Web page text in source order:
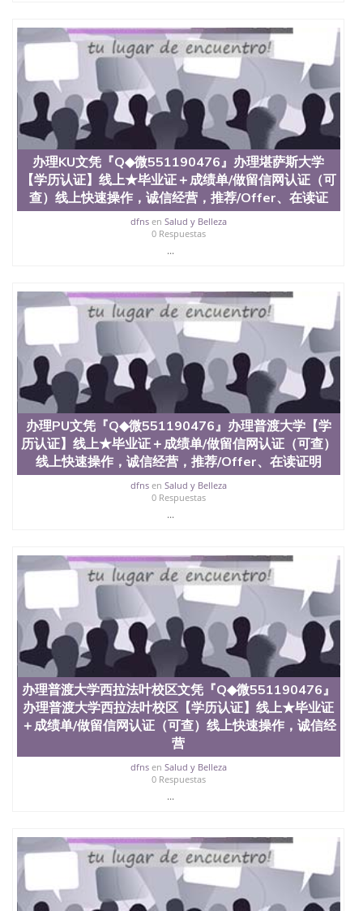
University）圣何塞州立大学学位证（San Jose State
University）圣何塞州立大学学位证（San Jose State
University）圣何塞州立大学结业证（San Jose State
University）圣何塞州立大学结业证（San Jose State
University）圣何塞州立大学结业证（San Jose State
University）圣何塞州立大学学位证（San Jose State
University）圣何塞州立大学学位证（San Jose State
University）圣何塞州立大学学历证书（San Jose
State University）圣何塞州立大学学历证书（San
Jose State University）圣何塞州立大学学历证书
（San Jose State University）澳洲读书未毕业找人做
文凭学位qq微信551190476澳洲读CQU中央昆士兰大
学学历 绩单购买学位证书/澳洲读本科硕士做文凭/购
买澳洲大学毕业证成绩单假文凭学历
offieUniversityofSouthernQueensland 澳洲读书未毕
士做文凭/购买澳洲大学毕业证成绩单假文凭学历办
理Wash U文凭『Q◆微551190476』办理圣路易斯华
盛顿大学【学历认证】线上★毕业证＋成绩单/做留
信网认证（可查）线上快速操作，诚信经营，推
荐/Offer、在读证明、雅思托福成绩单/★各类英文材
料/制作，购买成绩单，购买假文凭，购买假学位
证，制造假国外大学文凭Washing University in St
Louis
办理KU文凭『Q◆微551190476』办理堪萨斯大学
【学历认证】线上★毕业证＋成绩单/做留信网认证（可
查）线上快速操作，诚信经营，推荐/Offer、在读证
dfnsen Salud y Belleza
0 Respuestas
...
办理PU文凭『Q◆微551190476』办理普渡大学【学
历认证】线上★毕业证＋成绩单/做留信网认证（可查）
线上快速操作，诚信经营，推荐/Offer、在读证明
dfnsen Salud y Belleza
0 Respuestas
...
办理普渡大学西拉法叶校区文凭『Q◆微551190476』
办理普渡大学西拉法叶校区【学历认证】线上★毕业证
＋成绩单/做留信网认证（可查）线上快速操作，诚信经
营
dfnsen Salud y Belleza
0 Respuestas
...